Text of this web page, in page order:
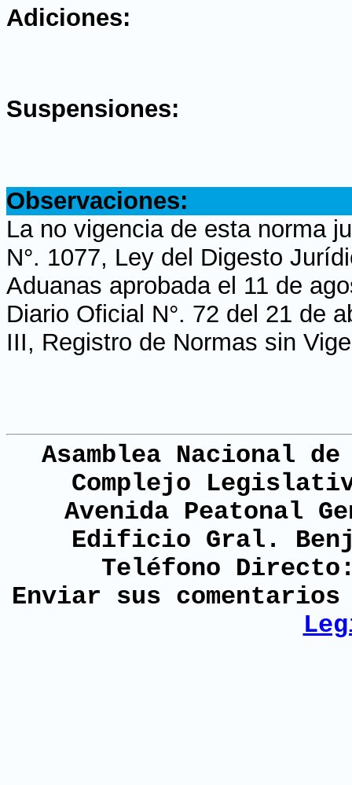
Adiciones:
Suspensiones:
Observaciones:
La no vigencia de esta norma
N°. 1077, Ley del Digesto
Aduanas aprobada el 11 de
Diario Oficial N°. 72 del 21 de
III, Registro de Normas sin
Asamblea Nacional
Complejo
Avenida Peatonal
Edificio Gral.
Teléfono
Enviar sus